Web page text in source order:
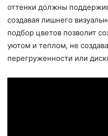
оттенки должны
создавая лишнего
подбор цветов позволит
уютом и теплом, не
перегруженности или